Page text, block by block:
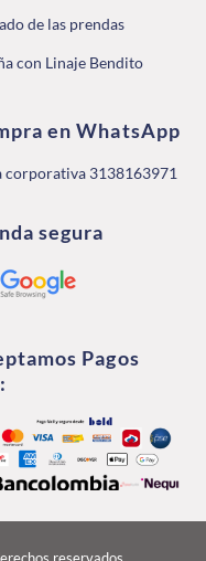
de las prendas
con Linaje Bendito
en WhatsApp
corporativa 3138163971
segura
Pagos